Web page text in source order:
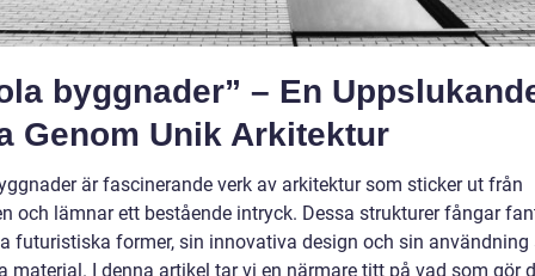
byggnader” – En
Genom Unik Arkitektur
är fascinerande verk av arkitektur som sticker ut från
och lämnar ett bestående intryck. Dessa strukturer fångar
futuristiska former, sin innovativa design och sin användning
material. I denna artikel tar vi en närmare titt på vad som gör